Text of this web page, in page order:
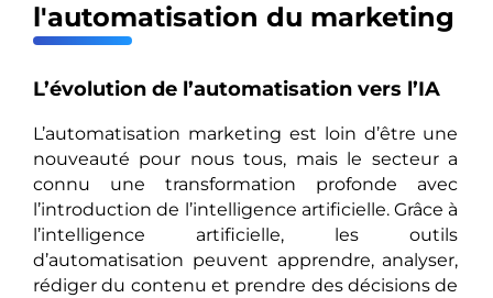
l'automatisation du marketing
L’évolution de l’automatisation vers l’IA
L’automatisation marketing est loin d’être une
nouveauté pour nous tous, mais le secteur a
connu une transformation profonde avec
l’introduction de l’intelligence artificielle. Grâce à
l’intelligence artificielle, les outils
d’automatisation peuvent apprendre, analyser,
rédiger du contenu et prendre des décisions de